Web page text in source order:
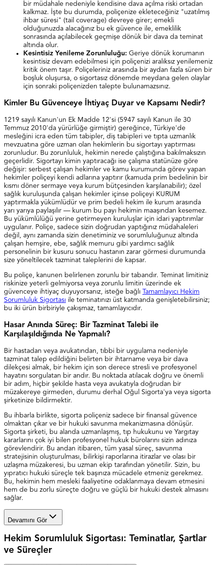
bir müdahale nedeniyle kendisine dava açılma riski ortadan
kalkmaz. İşte bu durumda, poliçenize ekleteceğiniz "uzatılmış
ihbar süresi" (tail coverage) devreye girer; emekli
olduğunuzda alacağınız bu ek güvence ile, emeklilik
sonrasında açılabilecek geçmişe dönük bir dava da teminat
altında olur.
Kesintisiz Yenileme Zorunluluğu: Geriye dönük korumanın
kesintisiz devam edebilmesi için poliçenizi aralıksız yenilemeniz
kritik önem taşır. Poliçeleriniz arasında bir aydan fazla süren bir
boşluk oluşursa, o sigortasız dönemde meydana gelen olaylar
için sonraki poliçenizden talepte bulunamazsınız.
Kimler Bu Güvenceye İhtiyaç Duyar ve Kapsamı Nedir?
1219 sayılı Kanun'un Ek Madde 12'si (5947 sayılı Kanun ile 30
Temmuz 2010'da yürürlüğe girmiştir) gereğince, Türkiye'de
mesleğini icra eden tüm tabipler, diş tabipleri ve tıpta uzmanlık
mevzuatına göre uzman olan hekimlerin bu sigortayı yaptırması
zorunludur. Bu zorunluluk, hekimin nerede çalıştığına bakılmaksızın
geçerlidir. Sigortayı kimin yaptıracağı ise çalışma statünüze göre
değişir: serbest çalışan hekimler ve kamu kurumunda görev yapan
hekimler poliçeyi kendi adlarına yaptırır (kamuda prim bedelinin bir
kısmı döner sermaye veya kurum bütçesinden karşılanabilir); özel
sağlık kuruluşunda çalışan hekimler içinse poliçeyi KURUM
yaptırmakla yükümlüdür ve prim bedeli hekim ile kurum arasında
yarı yarıya paylaşılır — kurum bu payı hekimin maaşından kesemez.
Bu yükümlülüğü yerine getirmeyen kuruluşlar için idari yaptırımlar
uygulanır. Poliçe, sadece sizin doğrudan yaptığınız müdahaleleri
değil, aynı zamanda sizin denetiminiz ve sorumluluğunuz altında
çalışan hemşire, ebe, sağlık memuru gibi yardımcı sağlık
personelinin bir kusuru sonucu hastanın zarar görmesi durumunda
size yöneltilecek tazminat taleplerini de kapsar.
Bu poliçe, kanunen belirlenen zorunlu bir tabandır. Teminat limitiniz
riskinize yeterli gelmiyorsa veya zorunlu limitin üzerinde ek
güvenceye ihtiyaç duyuyorsanız, isteğe bağlı
Tamamlayıcı Hekim
Sorumluluk Sigortası ile teminatınızı üst katmanda genişletebilirsiniz;
bu iki ürün birbiriyle çakışmaz, tamamlayıcıdır.
Hasar Anında Süreç: Bir Tazminat Talebi ile
Karşılaşıldığında Ne Yapmalı?
Bir hastadan veya avukatından, tıbbi bir uygulama nedeniyle
tazminat talep edildiğini belirten bir ihtarname veya bir dava
dilekçesi almak, bir hekim için son derece stresli ve profesyonel
hayatını sorgulatan bir andır. Bu noktada atılacak doğru ve önemli
bir adım, hiçbir şekilde hasta veya avukatıyla doğrudan bir
müzakereye girmeden, durumu derhal Oğul Sigorta'ya veya sigorta
şirketinize bildirmektir.
Bu ihbarla birlikte, sigorta poliçeniz sadece bir finansal güvence
olmaktan çıkar ve bir hukuki savunma mekanizmasına dönüşür.
Sigorta şirketi, bu alanda uzmanlaşmış, tıp hukukunu ve Yargıtay
kararlarını çok iyi bilen profesyonel hukuk bürolarını sizin adınıza
görevlendirir. Bu andan itibaren, tüm yasal süreç, savunma
stratejisinin oluşturulması, bilirkişi raporlarına itirazlar ve olası bir
uzlaşma müzakeresi, bu uzman ekip tarafından yönetilir. Sizin, bu
yıpratıcı hukuki süreçle tek başınıza mücadele etmeniz gerekmez.
Bu, hekimin hem mesleki faaliyetine odaklanmaya devam etmesini
hem de bu zorlu süreçte doğru ve güçlü bir hukuki destek almasını
sağlar.
Devamını Gör
Hekim Sorumluluk Sigortası: Teminatlar, Şartlar
ve Süreçler